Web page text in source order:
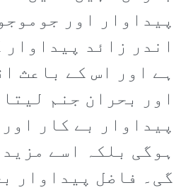
پیداوار اور
اندر زائد
ہے اور اس کے باعث
اور بحران جنم
پیداوار بے کار
ہوگی بلکہ اسے
گی۔ فاضل پیداوار